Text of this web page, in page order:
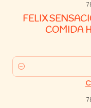
FELIX
COMIDA
Cantidad